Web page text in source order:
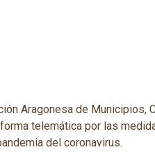
Aragonesa de Municipios,
telemática por las
del coronavirus.